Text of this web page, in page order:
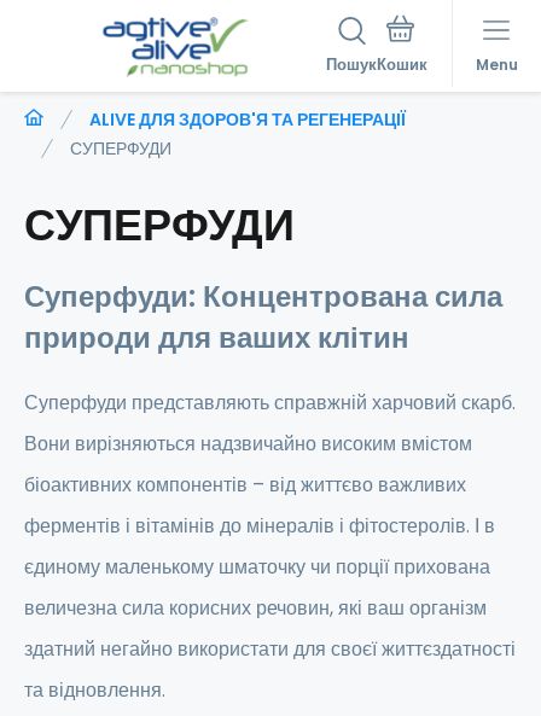
Пошук Menu
ALIVE ДЛЯ ЗДОРОВ'Я ТА РЕГЕНЕРАЦІЇ
СУПЕРФУДИ
СУПЕРФУДИ
Суперфуди: Концентрована сила
природи для ваших клітин
Суперфуди представляють справжній харчовий скарб.
Вони вирізняються надзвичайно високим вмістом
біоактивних компонентів – від життєво важливих
ферментів і вітамінів до мінералів і фітостеролів. І в
єдиному маленькому шматочку чи порції прихована
величезна сила корисних речовин, які ваш організм
здатний негайно використати для своєї життєздатності
та відновлення.